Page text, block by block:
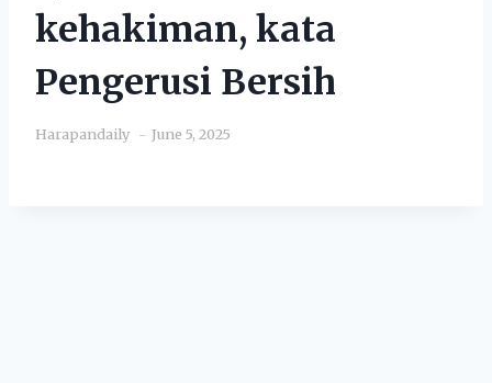
kehakiman, kata
Pengerusi Bersih
Harapandaily June 5, 2025